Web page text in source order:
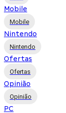
Mobile
Mobile
Nintendo
Nintendo
Ofertas
Ofertas
Opinião
Opinião
PC